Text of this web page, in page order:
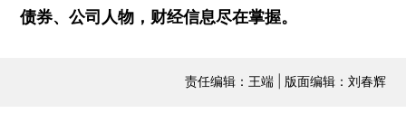
债券、公司人物，财经信息尽在掌握。
责任编辑：王端 | 版面编辑：刘春辉